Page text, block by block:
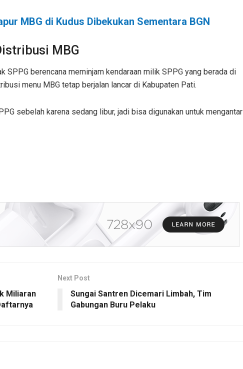
MBG di Kudus Dibekukan Sementara BGN
MBG
SPPG berencana meminjam kendaraan milik SPPG yang berada di
menu MBG tetap berjalan lancar di Kabupaten Pati.
sebelah karena sedang libur, jadi bisa digunakan untuk mengantar
Miliaran
Next Post
Sungai Santren Dicemari Limbah, Tim
Gabungan Buru Pelaku